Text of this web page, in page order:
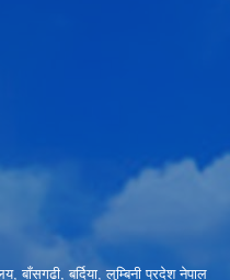
बाँसगढी, बर्दिया, लुम्बिनी प्रदेश नेपाल